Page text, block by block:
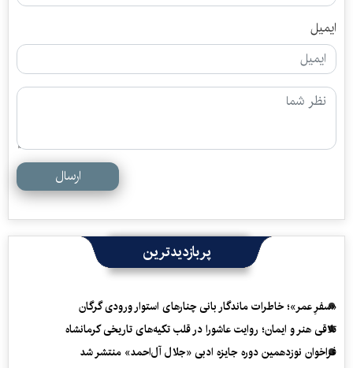
ایمیل
ارسال
پربازدیدترین
«سفرِ عمر»؛ خاطرات ماندگار بانی چنارهای استوار ورودی گرگان
تلاقی هنر و ایمان؛ روایت عاشورا در قلب تکیه‌های تاریخی کرمانشاه
فراخوان نوزدهمین دوره جایزه ادبی «جلال آل‌احمد» منتشر شد